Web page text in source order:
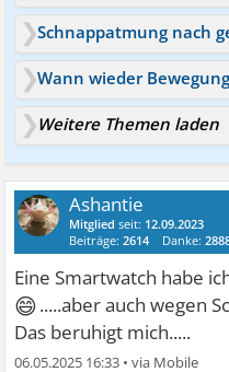
Schnappatmung nach
Wann wieder
Weitere Themen laden
Ashantie
Mitglied seit: 12.09.2023
Beiträge:2614 Danke:
Eine Smartwatch habe
😄.....aber auch wegen
Das beruhigt mich.....
06.05.2025 16:33 •